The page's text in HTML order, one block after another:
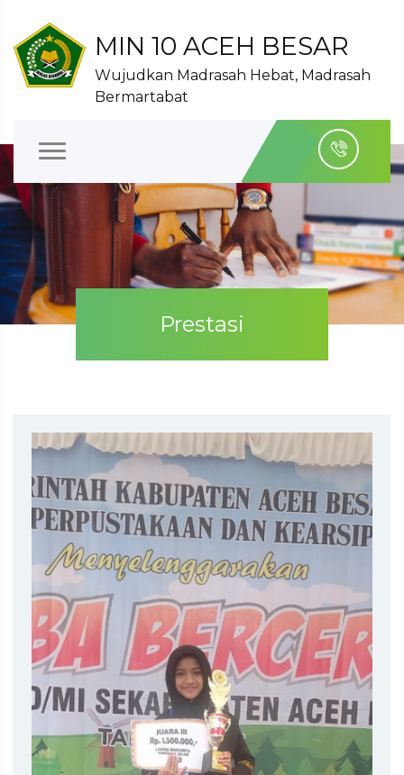
MIN 10 ACEH BESAR
Wujudkan Madrasah Hebat, Madrasah
Bermartabat
Prestasi